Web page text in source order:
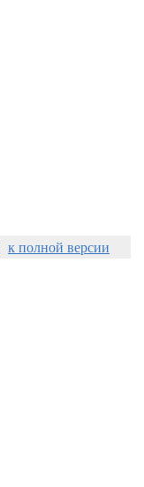
к полной версии